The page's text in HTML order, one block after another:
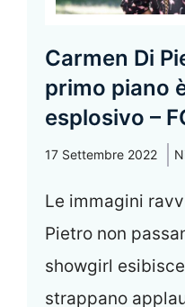
Carmen Di
primo piano
esplosivo –
17 Settembre 2022
Le immagini
Pietro non
showgirl
strappano